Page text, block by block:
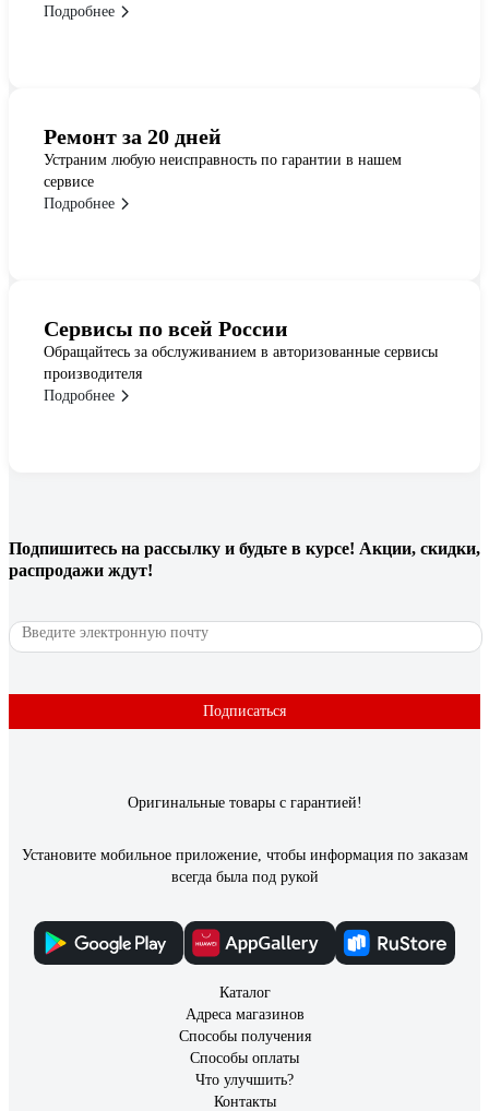
Подробнее
Ремонт за 20 дней
Устраним любую неисправность по гарантии в нашем
сервисе
Подробнее
Сервисы по всей России
Обращайтесь за обслуживанием в авторизованные сервисы
производителя
Подробнее
Подпишитесь на рассылку и будьте в курсе! Акции, скидки,
распродажи ждут!
Подписаться
Оригинальные товары с гарантией!
Установите мобильное приложение, чтобы информация по заказам
всегда была под рукой
Каталог
Адреса магазинов
Способы получения
Способы оплаты
Что улучшить?
Контакты